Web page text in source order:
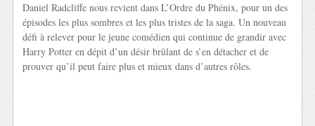
Daniel Radcliffe nous revient dans L’Ordre du Phénix, pour un des
épisodes les plus sombres et les plus tristes de la saga. Un nouveau
défi à relever pour le jeune comédien qui continue de grandir avec
Harry Potter en dépit d’un désir brûlant de s’en détacher et de
prouver qu’il peut faire plus et mieux dans d’autres rôles.